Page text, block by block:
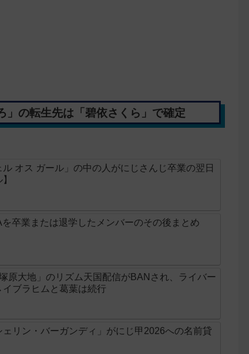
」の転生先は「碧依さくら」で確定
オス ガール」の中の人がにじさんじ卒業の翌日
卒業または退学したメンバーのその後まとめ
原大地」のリズム天国配信がBANされ、ライバー
ブラヒムと葛葉は続行
リン・バーガンディ」がにじ甲2026への名前貸